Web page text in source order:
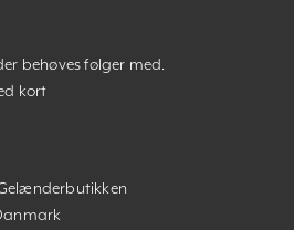
behøves følger med.
kort